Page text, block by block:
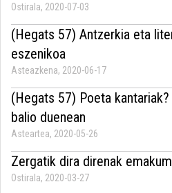
Ostirala, 2020-07-03
(Hegats 57) Antzerkia eta
eszenikoa
Asteazkena, 2020-06-17
(Hegats 57) Poeta
balio duenean
Asteartea, 2020-05-26
Zergatik dira direnak
Ostirala, 2020-03-27